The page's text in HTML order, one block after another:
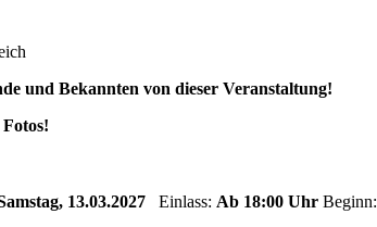
und Bekannten von dieser Veranstaltung!
13.03.2027 Einlass: Ab 18:00 Uhr Beginn: